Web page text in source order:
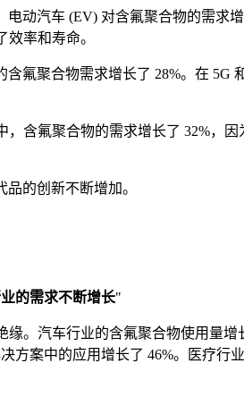
动汽车 (EV) 对含氟聚合物的需求
率和寿命。
氟聚合物需求增长了 28%。在 5G
含氟聚合物的需求增长了 32%，
的创新不断增加。
的需求不断增长"
。汽车行业的含氟聚合物使用量
案中的应用增长了 46%。医疗行